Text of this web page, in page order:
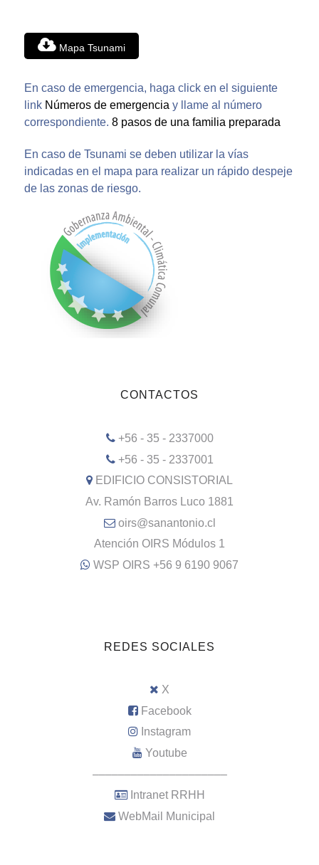
Mapa Tsunami
En caso de emergencia, haga click en el siguiente
link Números de emergencia y llame al número
correspondiente. 8 pasos de una familia preparada
En caso de Tsunami se deben utilizar la vías
indicadas en el mapa para realizar un rápido despeje
de las zonas de riesgo.
CONTACTOS
+56 - 35 - 2337000
+56 - 35 - 2337001
EDIFICIO CONSISTORIAL
Av. Ramón Barros Luco 1881
oirs@sanantonio.cl
Atención OIRS Módulos 1
WSP OIRS +56 9 6190 9067
REDES SOCIALES
X
Facebook
Instagram
Youtube
–––––––––––––––––––––
Intranet RRHH
WebMail Municipal